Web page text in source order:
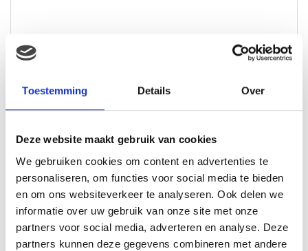
Toestemming Details Over
Deze website maakt gebruik van cookies
We gebruiken cookies om content en advertenties te
personaliseren, om functies voor social media te bieden
en om ons websiteverkeer te analyseren. Ook delen we
informatie over uw gebruik van onze site met onze
partners voor social media, adverteren en analyse. Deze
partners kunnen deze gegevens combineren met andere
Gerelateerde producten